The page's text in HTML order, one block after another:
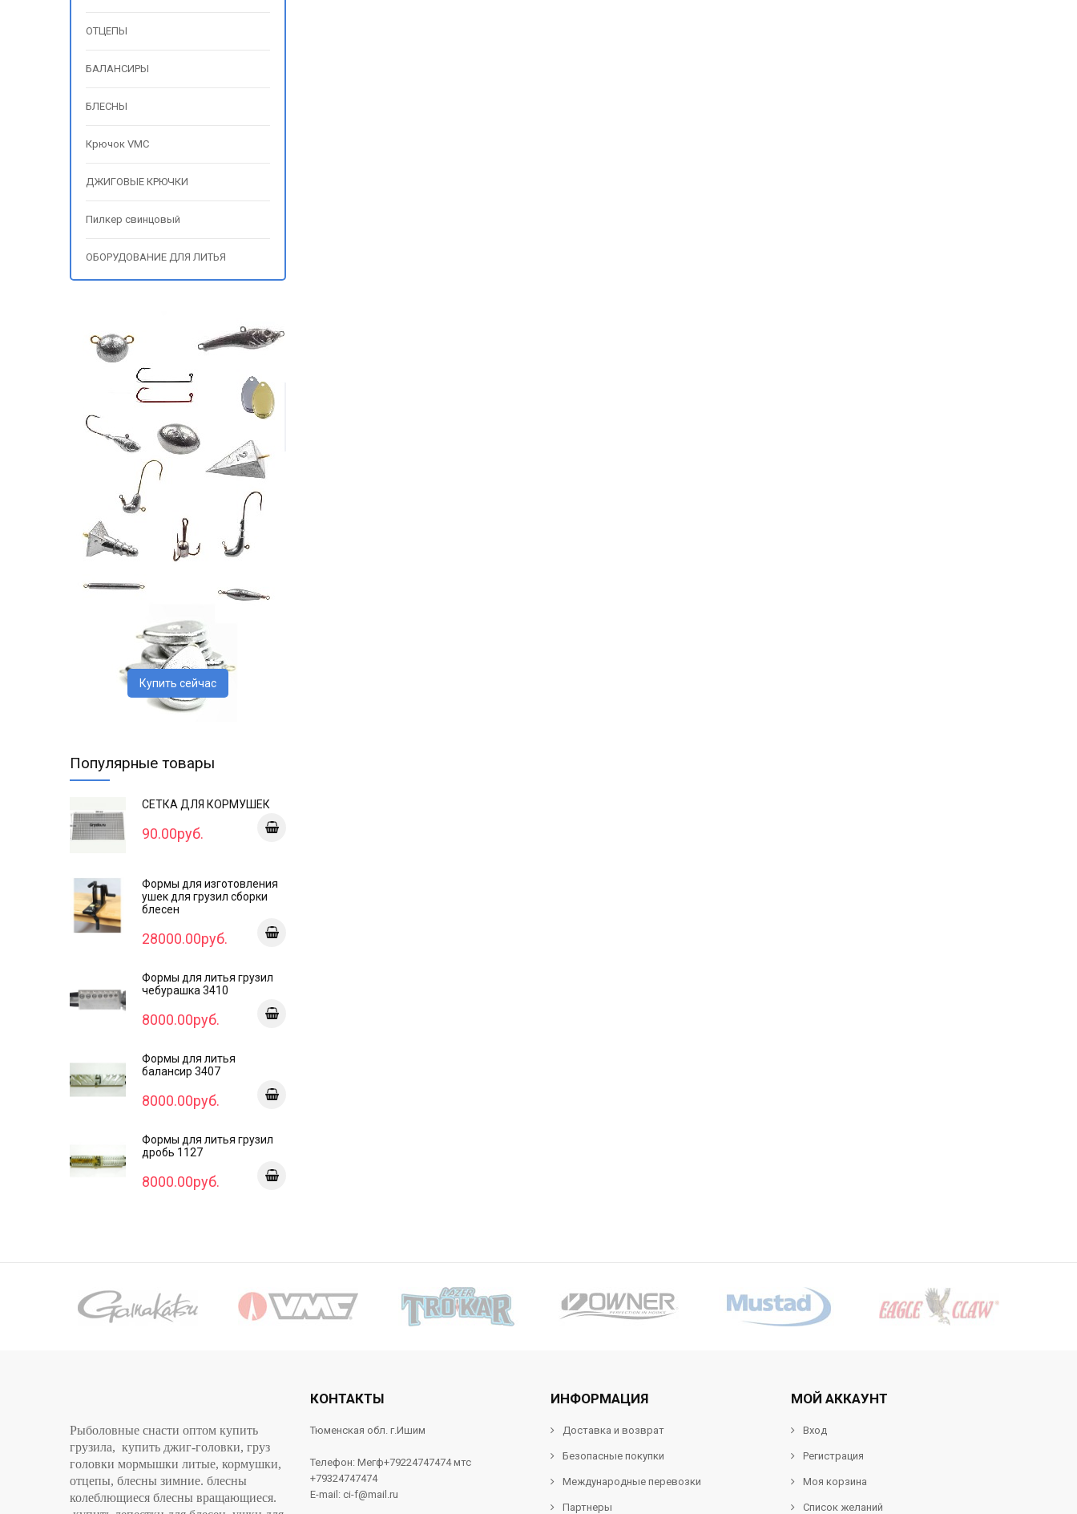
ОТЦЕПЫ
БАЛАНСИРЫ
БЛЕСНЫ
Крючок VMC
ДЖИГОВЫЕ КРЮЧКИ
Пилкер свинцовый
ОБОРУДОВАНИЕ ДЛЯ ЛИТЬЯ
Купить сейчас
Популярные товары
СЕТКА ДЛЯ КОРМУШЕК
90.00руб.
Формы для изготовления
ушек для грузил сборки
блесен
28000.00руб.
Формы для литья грузил
чебурашка 3410
8000.00руб.
Формы для литья
балансир 3407
8000.00руб.
Формы для литья грузил
дробь 1127
8000.00руб.
Рыболовные снасти оптом купить
грузила, купить джиг-головки, груз
головки мормышки литые, кормушки,
отцепы, блесны зимние. блесны
колеблющиеся блесны вращающиеся.
КОНТАКТЫ
Тюменская обл. г.Ишим
Телефон: Мегф+79224747474 мтс
+79324747474
E-mail: ci-f@mail.ru
ИНФОРМАЦИЯ
Доставка и возврат
Безопасные покупки
Международные перевозки
Партнеры
МОЙ АККАУНТ
Вход
Регистрация
Моя корзина
Список желаний